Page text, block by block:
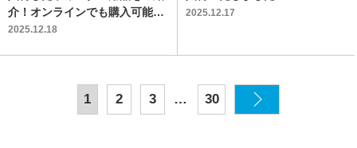
介！オンラインでも購入可能で
す！
2025.12.18
2025.12.17
1 2 3 … 30